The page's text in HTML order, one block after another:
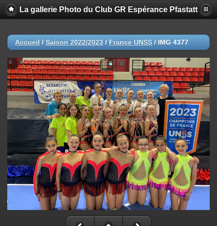
La gallerie Photo du Club GR Espérance Pfastatt
Accueil / Saison 2022/2023 / France UNSS / IMG 4377